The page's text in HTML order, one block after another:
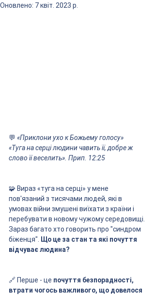
Оновлено: 7 квіт. 2023 р.
💬 «Приклони ухо к Божьему голосу»
«Туга на серці людини чавить її, добре ж
слово її веселить». Прип. 12:25
🧩 Вираз «туга на серці» у мене
пов'язаний з тисячами людей, які в
умовах війни змушені виїхати з країни і
перебувати в новому чужому середовищі.
Зараз багато хто говорить про "синдром
біженця". Що це за стан та які почуття
відчуває людина?
🔗 Перше - це почуття безпорадності,
втрати чогось важливого, що довелося